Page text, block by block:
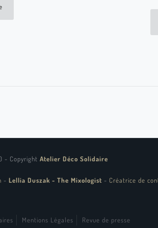
- Copyright Atelier Déco Solidaire
- Lellia Duszak - The Mixologist - Créatrice de
Mentions Légales Revue de presse